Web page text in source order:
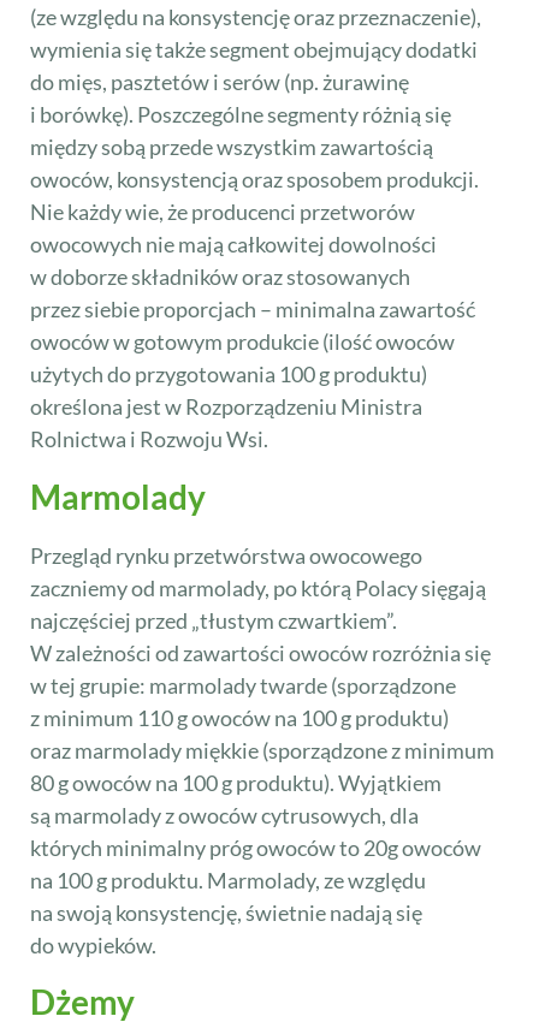
(ze względu na konsystencję oraz przeznaczenie),
wymienia się także segment obejmujący dodatki
do mięs, pasztetów i serów (np. żurawinę
i borówkę). Poszczególne segmenty różnią się
między sobą przede wszystkim zawartością
owoców, konsystencją oraz sposobem produkcji.
Nie każdy wie, że producenci przetworów
owocowych nie mają całkowitej dowolności
w doborze składników oraz stosowanych
przez siebie proporcjach – minimalna zawartość
owoców w gotowym produkcie (ilość owoców
użytych do przygotowania 100 g produktu)
określona jest w Rozporządzeniu Ministra
Rolnictwa i Rozwoju Wsi.
Marmolady
Przegląd rynku przetwórstwa owocowego
zaczniemy od marmolady, po którą Polacy sięgają
najczęściej przed „tłustym czwartkiem”.
W zależności od zawartości owoców rozróżnia się
w tej grupie: marmolady twarde (sporządzone
z minimum 110 g owoców na 100 g produktu)
oraz marmolady miękkie (sporządzone z minimum
80 g owoców na 100 g produktu). Wyjątkiem
są marmolady z owoców cytrusowych, dla
których minimalny próg owoców to 20g owoców
na 100 g produktu. Marmolady, ze względu
na swoją konsystencję, świetnie nadają się
do wypieków.
Dżemy